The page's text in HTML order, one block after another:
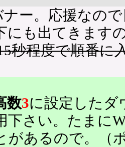
ー。応援なの
にも出てきます
秒程度で順番に
数3に設定したダ
下さい。たまに
があるので。（